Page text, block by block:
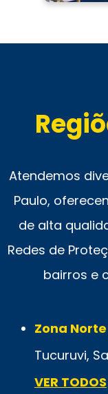
Atendemos
Paulo,
de alta
Redes de
bairros e
Zona
Tucuruvi,
VER TODOS